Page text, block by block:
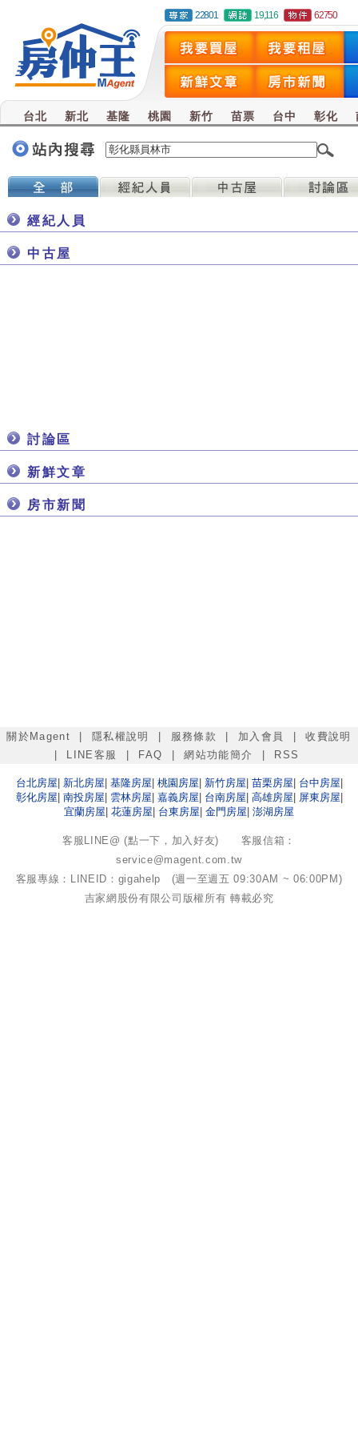
22801 19,116 62750
台北 新北 基隆 桃園 新竹 苗票 台中 彰化
經紀人員
中古屋
討論區
新鮮文章
房市新聞
關於Magent 隱私權說明 服務條款 加入會員
收費說明
LINE客服 FAQ 網站功能簡介 RSS
台北房屋 新北房屋 基隆房屋 桃園 房屋 新竹房屋 苗栗房屋 台中房屋
彰化房屋 南投房屋 雲林房屋 嘉義房屋 台南房屋 高雄房屋 屏東房屋
宜蘭房屋 花蓮房屋 台東房屋 金門 房屋 澎湖房屋
客服LINE@ (點一下，加入好友) 客服信箱：
service@magent.com.tw
客服專線：LINEID：gigahelp (週一至週五 09:30AM ~ 06:00PM)
吉家網股份有限公司 版權所有 轉載必究